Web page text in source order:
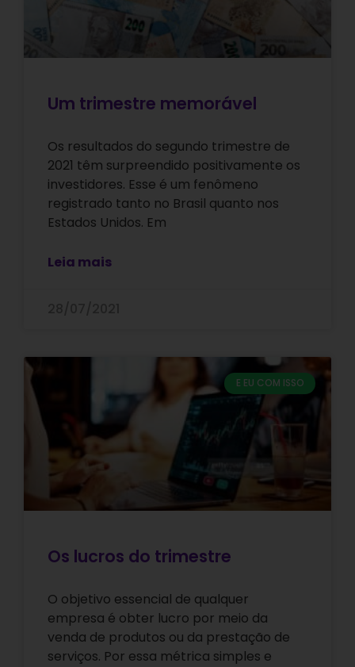
Um trimestre memorável
Os resultados do segundo trimestre de
2021 têm surpreendido positivamente os
investidores. Esse é um fenômeno
registrado tanto no Brasil quanto nos
Estados Unidos. Em
Leia mais
E EU COM ISSO
Os lucros do trimestre
O objetivo essencial de qualquer
empresa é obter lucro por meio da
venda de produtos ou da prestação de
serviços. Por essa métrica simples e